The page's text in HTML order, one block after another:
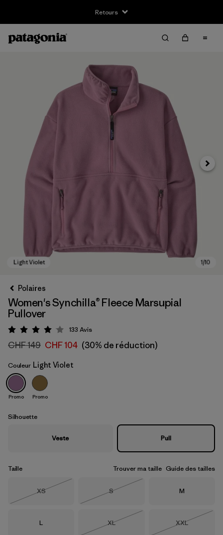
Retours
Light Violet
Polaires
Women's Synchilla® Fleece Marsupial
Pullover
Évaluation: 4.1 / 5
133 Avis
CHF 149 CHF 104 (30% de réduction)
Couleur Light Violet
Promo Promo
Silhouette
Veste Pull
Taille Trouver ma taille Guide des tailles
Taille
XS
Taille
S
Taille
M
Taille
L Taille
XL
Taille
XXL